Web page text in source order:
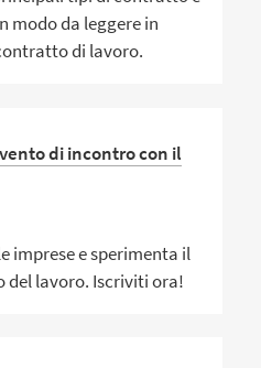
modo da leggere in
di lavoro.
di incontro con il
imprese e sperimenta il
del lavoro. Iscriviti ora!